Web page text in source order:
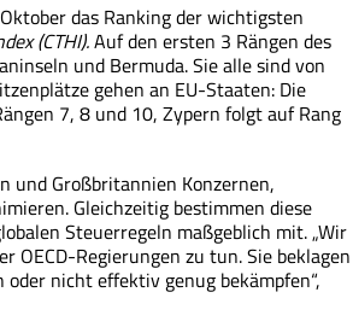
das Ranking der wichtigsten
(CTHI).Auf den ersten 3 Rängen des
und Bermuda. Sie alle sind von
gehen an EU-Staaten: Die
7, 8 und 10, Zypern folgt auf Rang
und Großbritannien Konzernen,
Gleichzeitig bestimmen diese
Steuerregeln maßgeblich mit. „Wir
OECD-Regierungen zu tun. Sie beklagen
nicht effektiv genug bekämpfen“,